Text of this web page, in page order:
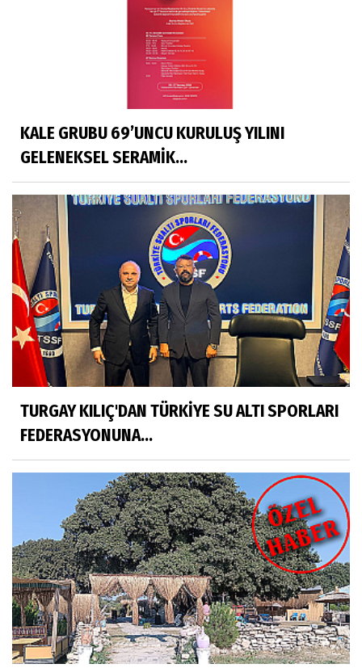
KALE GRUBU 69’UNCU KURULUŞ YILINI
GELENEKSEL SERAMİK...
TURGAY KILIÇ'DAN TÜRKİYE SU ALTI SPORLARI
FEDERASYONUNA...